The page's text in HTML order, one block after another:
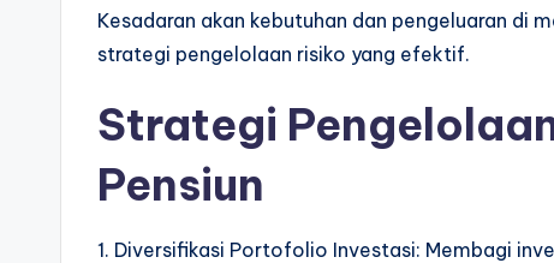
Kesadaran akan kebutuhan dan pengeluaran di
strategi pengelolaan risiko yang efektif.
Strategi
Pensiun
1. Diversifikasi Portofolio Investasi: Membagi